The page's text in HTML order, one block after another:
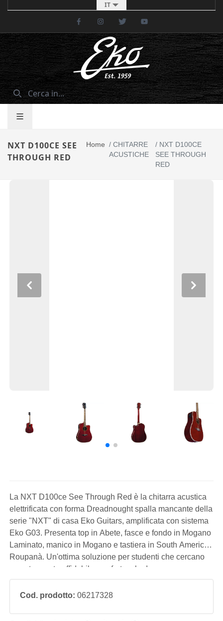
IT
FacebookInstagramTwitter
NXT D100CE SEE
THROUGH RED
Home / CHITARRE
ACUSTICHE
/NXT D100CE
SEE THROUGH
RED
Previous Next
La NXT D100ce See Through Red è la chitarra acustica
elettrificata con forma Dreadnought spalla mancante della
serie "NXT" di casa Eko Guitars, amplificata con sistema
Eko G03. Presenta top in Abete, fasce e fondo in Mogano
Laminato, manico in Mogano e tastiera in South American
Roupanà. Un'ottima soluzione per studenti che cercano
uno strumento affidabile, confortevole da suonare, con un
suono equilibrato, utilizzabile anche sul palco e con un
ottimo rapporto qual
Cod. prodotto: 06217328